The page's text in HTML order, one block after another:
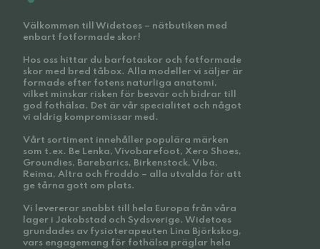
Välkommen till Widetoes – nätbutiken med
enbart fotformade skor!
Hos oss hittar du barfotaskor och fotformade
skor med bred tåbox. Alla modeller vi säljer är
formade efter fotens naturliga anatomi,
vilket minskar risken för besvär och bidrar till
god fothälsa. Det är vår specialitet och något
vi aldrig kompromissar med.
Vårt sortiment innehåller populära märken
som t.ex. Be Lenka, Vivobarefoot, Xero Shoes,
Groundies, Barebarics, Birkenstock, Viba,
Reima, Altra och Froddo – alla utvalda för att
ge tårna gott om plats.
Vi levererar snabbt till hela Europa från våra
lager i Jakobstad och Sydsverige. Widetoes
grundades av fysioterapeuten Lina Björkskog,
vars engagemang för fothälsa präglar hela